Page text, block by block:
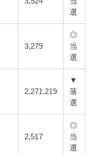
選
3,279
◎
当
選
2,271.219
▼
落
選
2,517
◎
当
選